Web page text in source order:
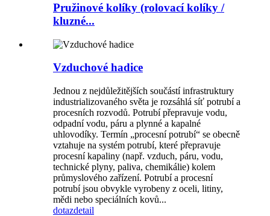
Pružinové kolíky (rolovací kolíky /
kluzné...
Vzduchové hadice
Jednou z nejdůležitějších součástí infrastruktury
industrializovaného světa je rozsáhlá síť potrubí a
procesních rozvodů. Potrubí přepravuje vodu,
odpadní vodu, páru a plynné a kapalné
uhlovodíky. Termín „procesní potrubí“ se obecně
vztahuje na systém potrubí, které přepravuje
procesní kapaliny (např. vzduch, páru, vodu,
technické plyny, paliva, chemikálie) kolem
průmyslového zařízení. Potrubí a procesní
potrubí jsou obvykle vyrobeny z oceli, litiny,
mědi nebo speciálních kovů...
dotazdetail